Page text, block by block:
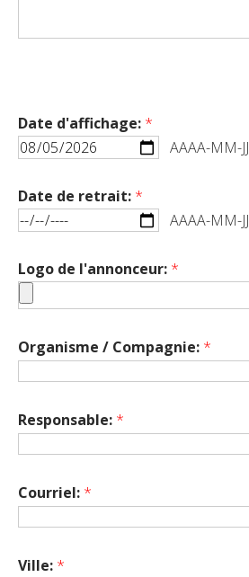
Date d'affichage: *
AAAA-MM-JJ
Date de retrait: *
AAAA-MM-JJ
Logo de l'annonceur: *
Organisme / Compagnie: *
Responsable: *
Courriel: *
Ville: *